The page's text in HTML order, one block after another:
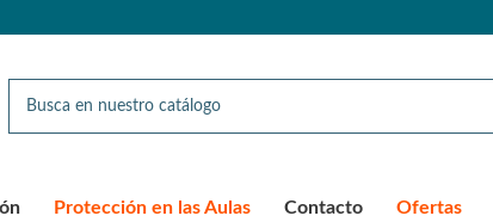
Protección en las Aulas Contacto Ofertas